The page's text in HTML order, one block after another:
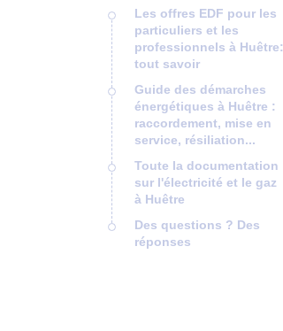
Les offres EDF pour les
particuliers et les
professionnels à Huêtre:
tout savoir
Guide des démarches
énergétiques à Huêtre :
raccordement, mise en
service, résiliation...
Toute la documentation
sur l'électricité et le gaz
à Huêtre
Des questions ? Des
réponses